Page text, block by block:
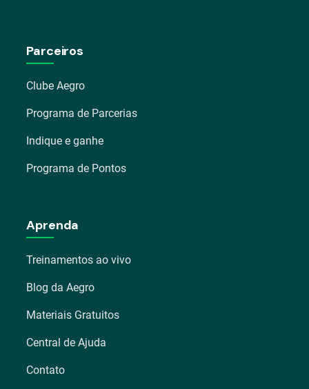
Parceiros
Clube Aegro
Programa de Parcerias
Indique e ganhe
Programa de Pontos
Aprenda
Treinamentos ao vivo
Blog da Aegro
Materiais Gratuitos
Central de Ajuda
Contato